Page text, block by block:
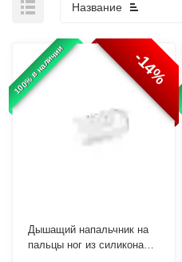
Название
100% в наличии -14%
Дышащий напальчник на
пальцы ног из силикона